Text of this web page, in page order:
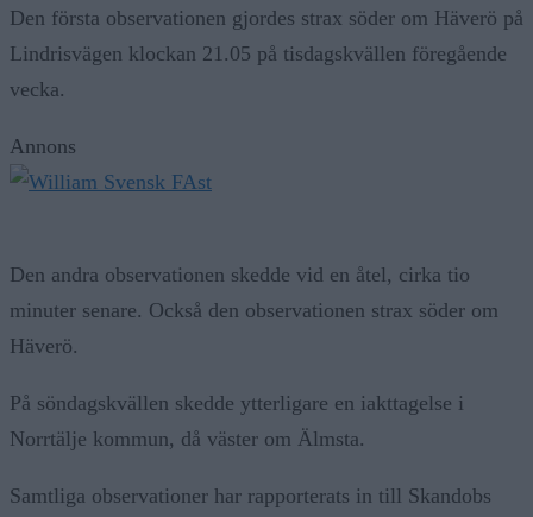
Den första observationen gjordes strax söder om Häverö på
Lindrisvägen klockan 21.05 på tisdagskvällen föregående
vecka.
Annons
Den andra observationen skedde vid en åtel, cirka tio
minuter senare. Också den observationen strax söder om
Häverö.
På söndagskvällen skedde ytterligare en iakttagelse i
Norrtälje kommun, då väster om Älmsta.
Samtliga observationer har rapporterats in till Skandobs